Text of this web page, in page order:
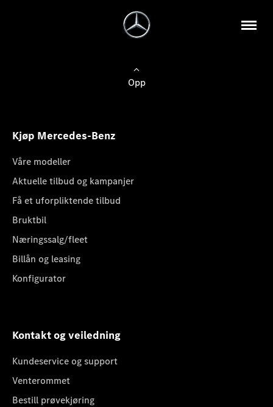
Opp
Kjøp Mercedes-Benz
Våre modeller
Aktuelle tilbud og kampanjer
Få et uforpliktende tilbud
Bruktbil
Næringssalg/fleet
Billån og leasing
Konfigurator
Kontakt og veiledning
Kundeservice og support
Venterommet
Bestill prøvekjøring